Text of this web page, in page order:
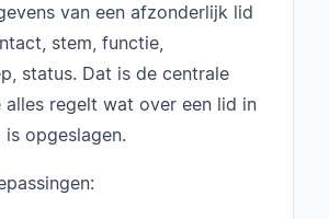
van een afzonderlijk lid
stem, functie,
status. Dat is de centrale
alles regelt wat over een lid in
is opgeslagen.